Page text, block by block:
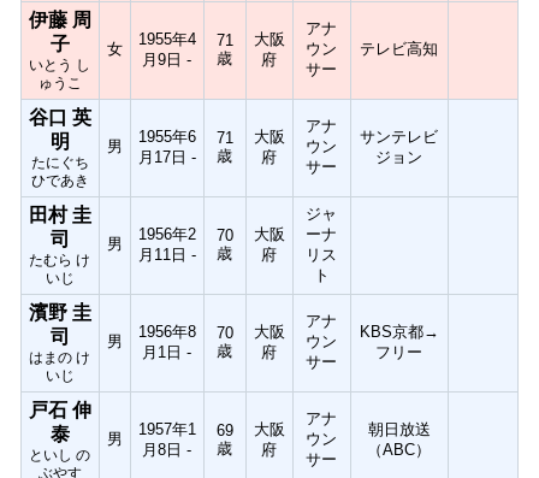
伊藤 周
子
いとう し
ゅうこ
女
1955年4
月9日 -
71
歳
大阪
府
アナ
ウン
サー
テレビ高知
谷口 英
明
たにぐち
ひであき
男
1955年6
月17日 -
71
歳
大阪
府
アナ
ウン
サー
サンテレビ
ジョン
田村 圭
司
たむら け
いじ
男
1956年2
月11日 -
70
歳
大阪
府
ジャ
ーナ
リス
ト
濱野 圭
司
はまの け
いじ
男
1956年8
月1日 -
70
歳
大阪
府
アナ
ウン
サー
KBS京都→
フリー
戸石 伸
泰
といし の
ぶやす
男
1957年1
月8日 -
69
歳
大阪
府
アナ
ウン
サー
朝日放送
（ABC）